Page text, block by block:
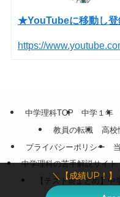
★YouTubeに移動し登
https://
中学理科TOP 中学１年
教員の転職
高校
プライバシーポリシー
中学理科の苦手解説サイ
【テスト前まとめ】中
＼【成績UP！】